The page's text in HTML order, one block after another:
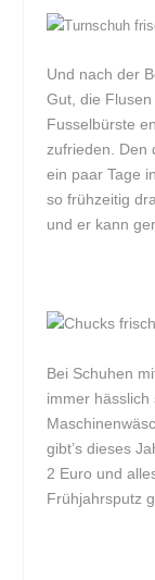
Und nach der
Gut, die
Fusselbürste
zufrieden. Den
ein paar Tage
so frühzeitig
und er kann
Bei Schuhen
immer
gibt’s dieses
2 Euro und
Frühjahrsputz